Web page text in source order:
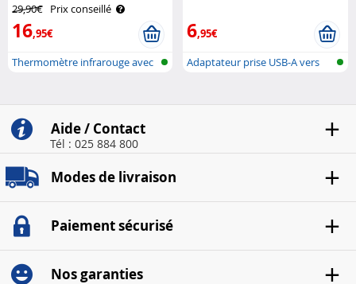
29,90€ Prix conseillé
16,95€
Thermomètre infrarouge avec
6,95€
Adaptateur prise USB-A vers
Aide / Contact
Tél : 025 884 800
Modes de livraison
Paiement sécurisé
Nos garanties